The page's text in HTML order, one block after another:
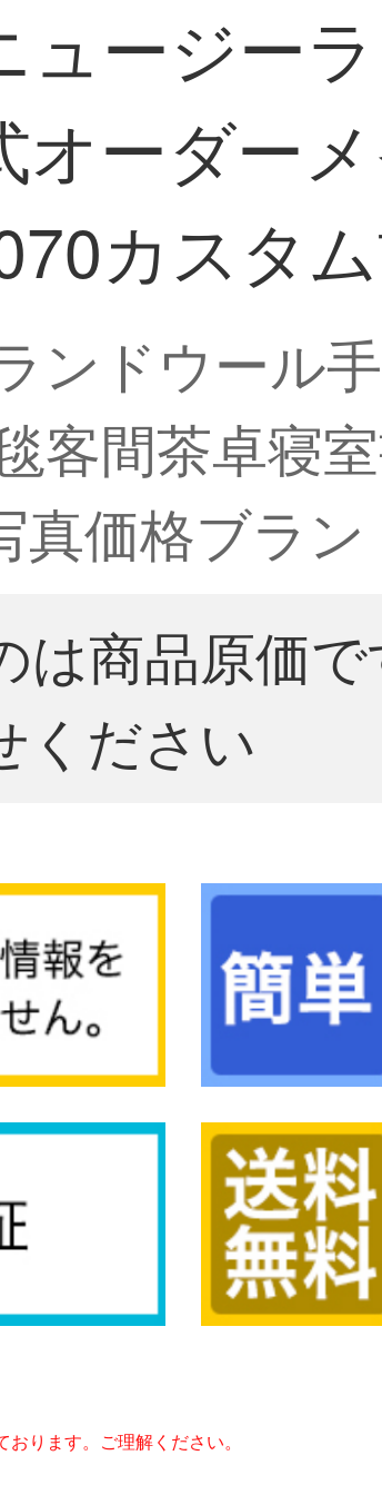
ージー
ーダー
カスタ
ンドウール
客間茶卓寝
真価格ブラ
は商品原価
ください
ります。ご理解ください。